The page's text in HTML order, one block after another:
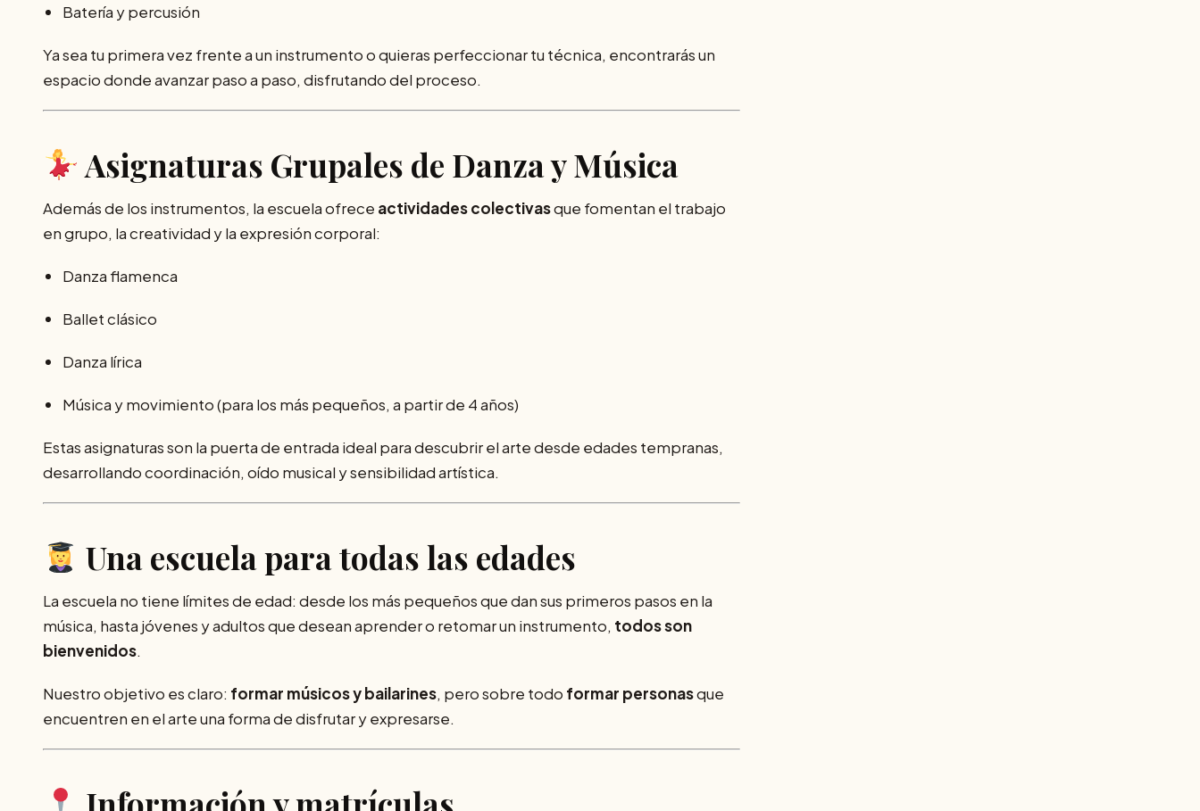
Batería y percusión
Ya sea tu primera vez frente a un instrumento o quieras perfeccionar tu técnica, encontrarás un
espacio donde avanzar paso a paso, disfrutando del proceso.
Asignaturas Grupales de Danza y Música
Además de los instrumentos, la escuela ofrece actividades colectivasque fomentan el trabajo
en grupo, la creatividad y la expresión corporal:
Danza flamenca
Ballet clásico
Danza lírica
Música y movimiento (para los más pequeños, a partir de 4 años)
Estas asignaturas son la puerta de entrada ideal para descubrir el arte desde edades tempranas,
desarrollando coordinación, oído musical y sensibilidad artística.
Una escuela para todas las edades
La escuela no tiene límites de edad: desde los más pequeños que dan sus primeros pasos en la
música, hasta jóvenes y adultos que desean aprender o retomar un instrumento, todos son
bienvenidos.
Nuestro objetivo es claro: formar músicos y bailarines, pero sobre todo formar personasque
encuentren en el arte una forma de disfrutar y expresarse.